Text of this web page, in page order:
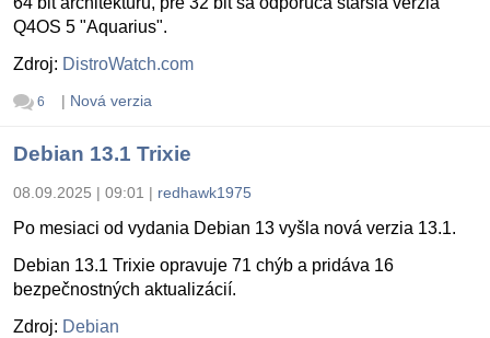
Q4OS 5 "Aquarius".
Zdroj: DistroWatch.com
6 | Nová verzia
Debian 13.1 Trixie
08.09.2025 | 09:01 | redhawk1975
Po mesiaci od vydania Debian 13 vyšla nová verzia 13.1.
Debian 13.1 Trixie opravuje 71 chýb a pridáva 16
bezpečnostných aktualizácií.
Zdroj: Debian